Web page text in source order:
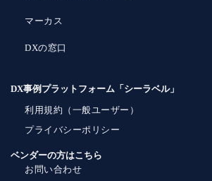
マーカス
DXの窓口
DX事例プラットフォーム「シーラベル」
利用規約（一般ユーザー）
プライバシーポリシー
ベンダーの方はこちら
お問い合わせ